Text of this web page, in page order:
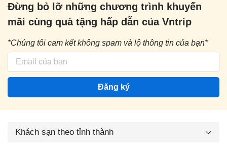
Đừng bỏ lỡ những chương trình khuyến
mãi cùng quà tặng hấp dẫn của Vntrip
*Chúng tôi cam kết không spam và lộ thông tin của bạn*
Đăng ký
Khách sạn theo tỉnh thành